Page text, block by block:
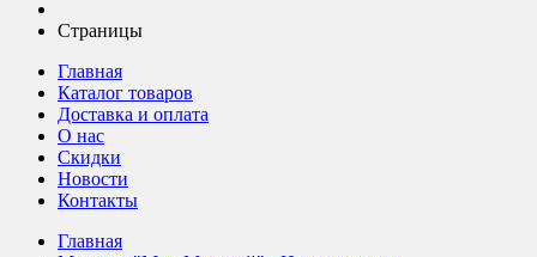
Страницы
Главная
Каталог товаров
Доставка и оплата
О нас
Скидки
Новости
Контакты
Главная